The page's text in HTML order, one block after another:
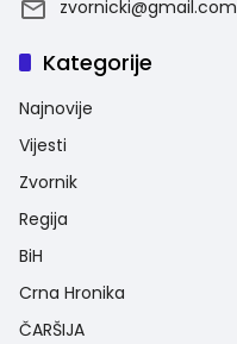
zvornicki@gmail.com
Kategorije
Najnovije
Vijesti
Zvornik
Regija
BiH
Crna Hronika
ČARŠIJA